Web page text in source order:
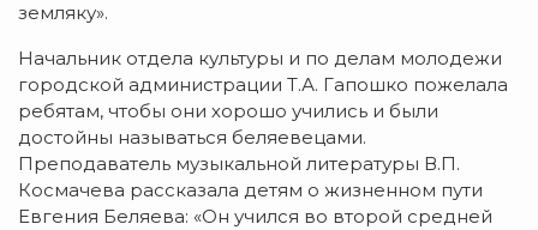
земляку».
Начальник отдела культуры и по делам молодежи
городской администрации Т.А. Гапошко пожелала
ребятам, чтобы они хорошо учились и были
достойны называться беляевецами.
Преподаватель музыкальной литературы В.П.
Космачева рассказала детям о жизненном пути
Евгения Беляева: «Он учился во второй средней